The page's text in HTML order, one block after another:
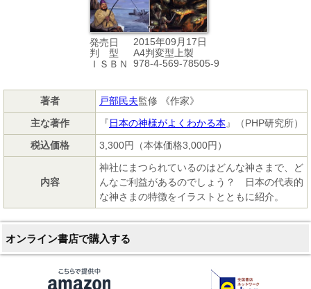
発売日
2015年09月17日
判 型
A4判変型上製
ＩＳＢＮ
978-4-569-78505-9
著者 戸部民夫監修 《作家》
主な著作
『日本の神様がよくわかる本 』（PHP研究所）
税込価格
3,300円（本体価格3,000円）
内容
神社にまつられているのはどんな神さまで、ど
んなご利益があるのでしょう？ 日本の代表的
な神さまの特徴をイラストとともに紹介。
オンライン書店で購入する